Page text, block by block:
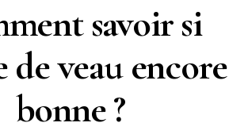
savoir si
de veau encore
bonne ?